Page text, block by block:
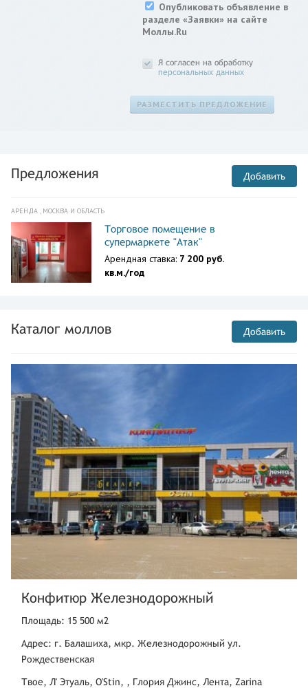
Опубликовать объявление в
разделе «Заявки» на сайте
Моллы.Ru
Я согласен на обработку
персональных данных
Предложения Добавить
АРЕНДА , МОСКВА И ОБЛАСТЬ
Торговое помещение в
супермаркете "Атак"
Арендная ставка: 7 200 руб.
кв.м./год
Каталог моллов Добавить
Конфитюр Железнодорожный
Площадь: 15 500 м2
Адрес: г. Балашиха, мкр. Железнодорожный ул.
Рождественская
Твое, Л' Этуаль, O'Stin, , Глория Джинс, Лента, Zarina